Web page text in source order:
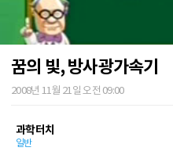
꿈의 빛, 방사광가속기
2008년 11월 21일 오전 09:00
과학터치
일반